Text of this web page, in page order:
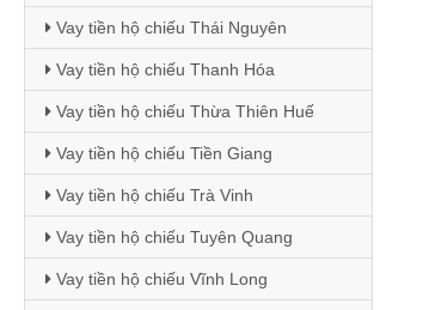
Vay tiền hộ chiếu Thái Nguyên
Vay tiền hộ chiếu Thanh Hóa
Vay tiền hộ chiếu Thừa Thiên Huế
Vay tiền hộ chiếu Tiền Giang
Vay tiền hộ chiếu Trà Vinh
Vay tiền hộ chiếu Tuyên Quang
Vay tiền hộ chiếu Vĩnh Long